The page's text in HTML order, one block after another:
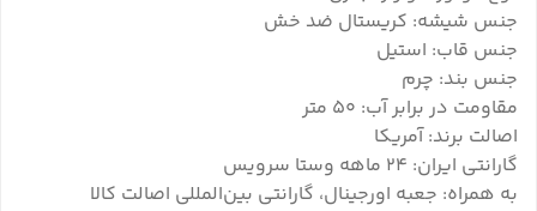
جنس شیشه: کریستال ضد خش
جنس قاب: استیل
جنس بند: چرم
مقاومت در برابر آب: ۵۰ متر
اصالت برند: آمریکا
گارانتی ایران: ۲۴ ماهه وستا سرویس
به همراه: جعبه اورجینال، گارانتی بین‌المللی اصالت کالا